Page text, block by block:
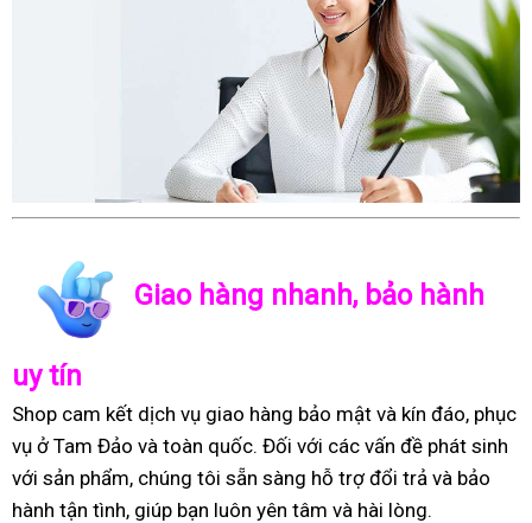
Giao hàng nhanh, bảo hành
uy tín
Shop cam kết dịch vụ giao hàng bảo mật và kín đáo, phục
vụ ở Tam Đảo và toàn quốc. Đối với các vấn đề phát sinh
với sản phẩm, chúng tôi sẵn sàng hỗ trợ đổi trả và bảo
hành tận tình, giúp bạn luôn yên tâm và hài lòng.